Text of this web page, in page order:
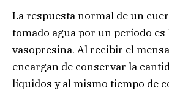
La respuesta normal de un
tomado agua por un período es
vasopresina. Al recibir el
encargan de conservar la
líquidos y al mismo tiempo de